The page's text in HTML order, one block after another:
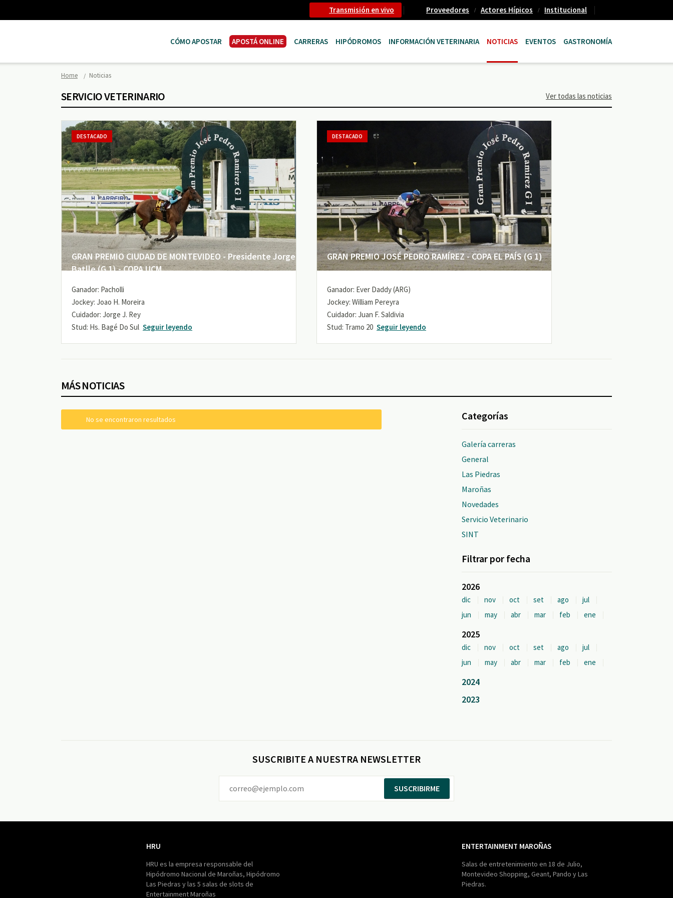
Transmisión en vivo Proveedores Actores Hípicos Institucional
CÓMO APOSTAR APOSTÁ ONLINE CARRERAS HIPÓDROMOS INFORMACIÓN VETERINARIA NOTICIAS EVENTOS GASTRONOMÍA
Home Noticias
SERVICIO VETERINARIO Ver todas las noticias
GRAN PREMIO CIUDAD DE MONTEVIDEO - Presidente Jorge
Batlle (G 1) - COPA UCM
DESTACADO
Ganador: Pacholli
Jockey: Joao H. Moreira
Cuidador: Jorge J. Rey
Stud: Hs. Bagé Do Sul Seguir leyendo
GRAN PREMIO JOSÉ PEDRO RAMÍREZ - COPA EL PAÍS (G 1)
DESTACADO
Ganador: Ever Daddy (ARG)
Jockey: William Pereyra
Cuidador: Juan F. Saldivia
Stud: Tramo 20 Seguir leyendo
MÁS NOTICIAS
No se encontraron resultados Categorías
Galería carreras
General
Las Piedras
Maroñas
Novedades
Servicio Veterinario
SINT
Filtrar por fecha
2026
dic nov oct set ago
jul
jun
may abr mar feb ene
2025
dic nov oct set ago
jul
jun
may abr mar feb ene
2024
2023
SUSCRIBITE A NUESTRA NEWSLETTER
SUSCRIBIRME
HRU
HRU es la empresa responsable del
Hipódromo Nacional de Maroñas, Hipódromo
Las Piedras y las 5 salas de slots de
Entertainment Maroñas
ENTERTAINMENT MAROÑAS
Salas de entretenimiento en 18 de Julio,
Montevideo Shopping, Geant, Pando y Las
Piedras.